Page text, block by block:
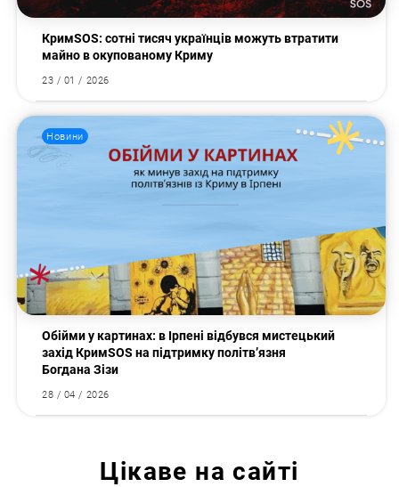
КримSOS: сотні тисяч українців можуть втратити
майно в окупованому Криму
23 / 01 / 2026
Новини
Обійми у картинах: в Ірпені відбувся мистецький
захід КримSOS на підтримку політв’язня
Богдана Зізи
28 / 04 / 2026
Цікаве на сайті